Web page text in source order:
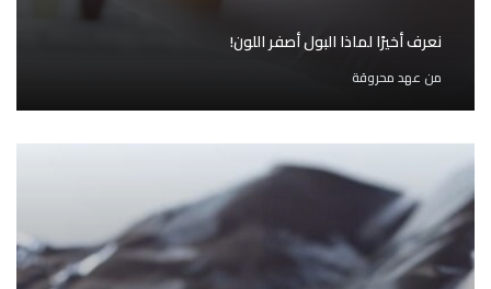
نعرف أخيرًا لماذا البول أصفر اللون!
من عهد محروقة